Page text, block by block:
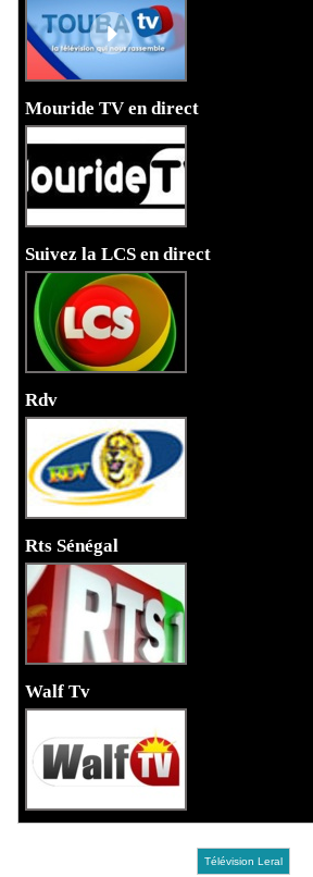
Mouride TV en direct
Suivez la LCS en direct
Rdv
Rts Sénégal
Walf Tv
Télévision Leral